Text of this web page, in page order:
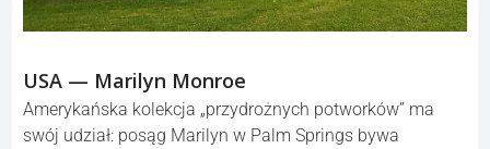
USA — Marilyn Monroe
Amerykańska kolekcja „przydrożnych potworków” ma
swój udział: posąg Marilyn w Palm Springs bywa